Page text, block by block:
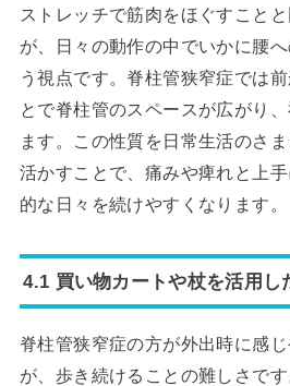
ストレッチで筋肉をほぐすこと
が、日々の動作の中でいかに腰
う視点です。脊柱管狭窄症では
とで脊柱管のスペースが広がり
ます。この性質を日常生活のさ
活かすことで、痛みや痺れと上
的な日々を続けやすくなります。
4.1 買い物カートや杖を活用し
脊柱管狭窄症の方が外出時に感
が、歩き続けることの難しさで